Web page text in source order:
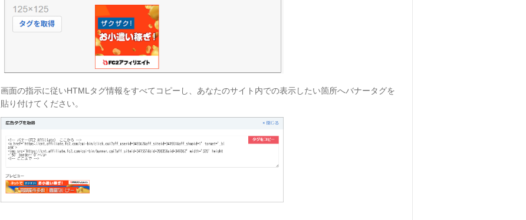
画面の指示に従いHTMLタグ情報をすべてコピーし、あなたのサイト内での表示したい箇所へバナータグを
貼り付けてください。